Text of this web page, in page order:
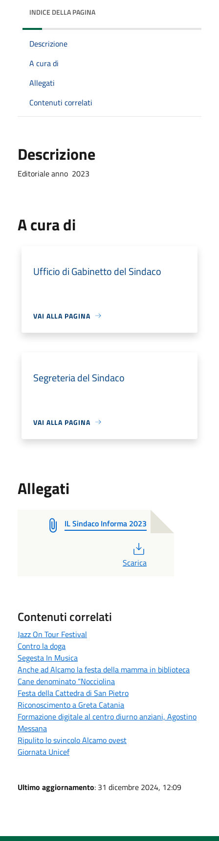
INDICE DELLA PAGINA
Descrizione
A cura di
Allegati
Contenuti correlati
Descrizione
Editoriale anno 2023
A cura di
Ufficio di Gabinetto del Sindaco
VAI ALLA PAGINA
Segreteria del Sindaco
VAI ALLA PAGINA
Allegati
IL Sindaco Informa 2023
Scarica
Contenuti correlati
Jazz On Tour Festival
Contro la doga
Segesta In Musica
Anche ad Alcamo la festa della mamma in biblioteca
Cane denominato “Nocciolina
Festa della Cattedra di San Pietro
Riconoscimento a Greta Catania
Formazione digitale al centro diurno anziani, Agostino
Messana
Ripulito lo svincolo Alcamo ovest
Giornata Unicef
Ultimo aggiornamento: 31 dicembre 2024, 12:09